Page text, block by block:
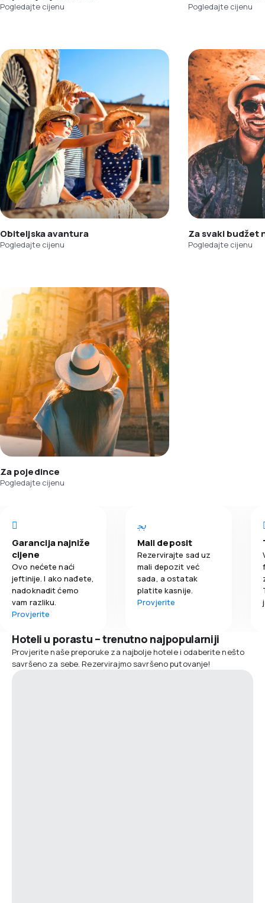
Pogledajte cijenu Pogledajte cijenu
Obiteljska avantura
Pogledajte cijenu
Za svaki budžet
Pogledajte cijenu
Za pojedince
Pogledajte cijenu
Garancija najniže
cijene
Ovo nećete naći
jeftinije. I ako nađete,
nadoknadit ćemo
vam razliku.
Provjerite
Mali deposit
Rezervirajte sad uz
mali depozit već
sada, a ostatak
platite kasnije.
Provjerite
Hoteli u porastu – trenutno najpopularniji
Provjerite naše preporuke za najbolje hotele i odaberite nešto
savršeno za sebe. Rezervirajmo savršeno putovanje!